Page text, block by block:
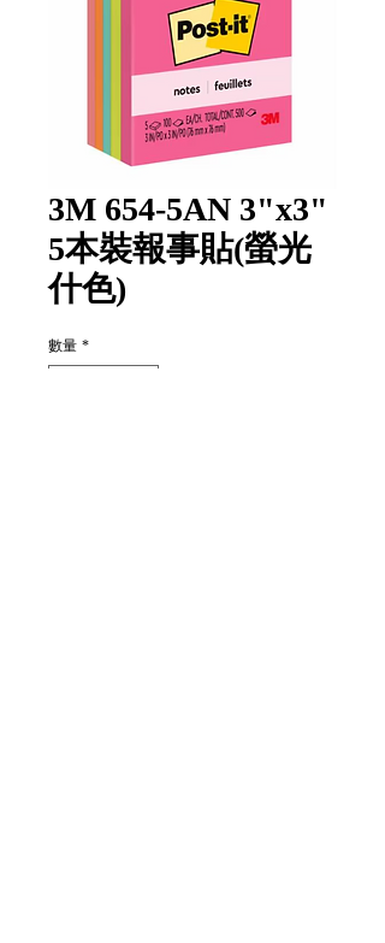
3M 654-5AN 3"x3"
5本裝報事貼(螢光
什色)
數量 *